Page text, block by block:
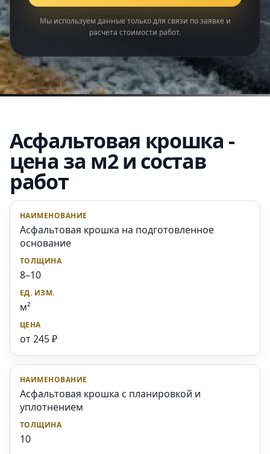
Мы используем данные только для связи по заявке и
расчета стоимости работ.
Асфальтовая крошка -
цена за м2 и состав
работ
Асфальтовая крошка на подготовленное
основание
8–10
м²
от 245 ₽
Асфальтовая крошка с планировкой и
уплотнением
10